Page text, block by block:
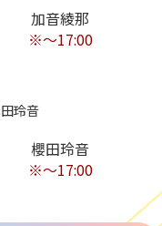
加音綾那
※〜17:00
櫻田玲音
※〜17:00